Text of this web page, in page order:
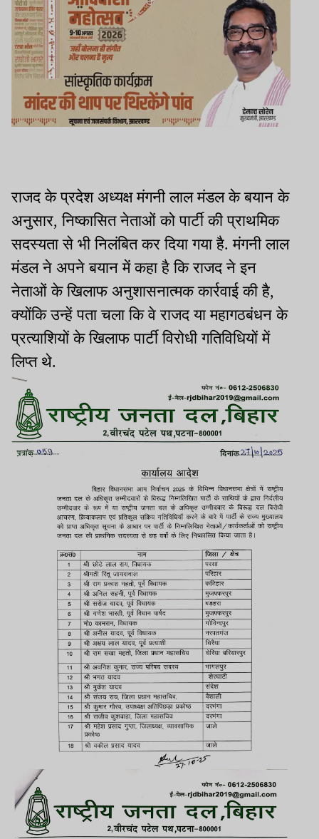
राजद के प्रदेश अध्यक्ष मंगनी लाल मंडल के बयान के
अनुसार, निष्कासित नेताओं को पार्टी की प्राथमिक
सदस्यता से भी निलंबित कर दिया गया है. मंगनी लाल
मंडल ने अपने बयान में कहा है कि राजद ने इन
नेताओं के खिलाफ अनुशासनात्मक कार्रवाई की है,
क्योंकि उन्हें पता चला कि वे राजद या महागठबंधन के
प्रत्याशियों के खिलाफ पार्टी विरोधी गतिविधियों में
लिप्त थे.